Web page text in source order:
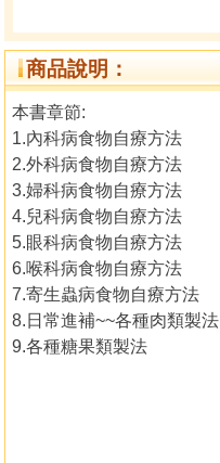
商品說明：
本書章節:
1.內科病食物自療方法
2.外科病食物自療方法
3.婦科病食物自療方法
4.兒科病食物自療方法
5.眼科病食物自療方法
6.喉科病食物自療方法
7.寄生蟲病食物自療方法
8.日常進補~~各種肉類製法
9.各種糖果類製法